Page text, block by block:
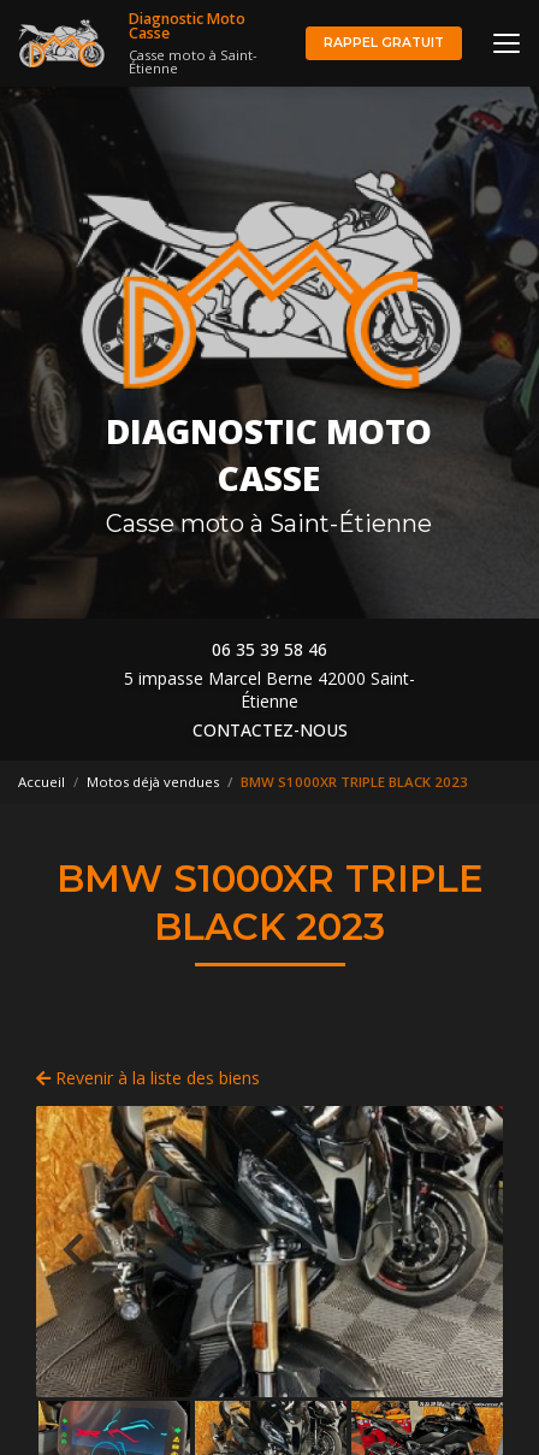
au
contenu
Diagnostic Moto
Casse
Casse moto à Saint-
Étienne
RAPPEL GRATUIT
DIAGNOSTIC MOTO
CASSE
Casse moto à Saint-Étienne
06 35 39 58 46
5 impasse Marcel Berne 42000 Saint-
Étienne
CONTACTEZ-NOUS
Accueil Motos déjà vendues BMW S1000XR TRIPLE BLACK 2023
BMW S1000XR TRIPLE
BLACK 2023
Revenir à la liste des biens